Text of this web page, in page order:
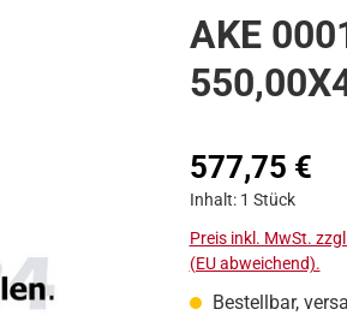
AKE
Regulärer Preis:
577,75 €
Inhalt: 1 Stück
Preis inkl. MwSt.
(EU abweichend).
Bestellbar,